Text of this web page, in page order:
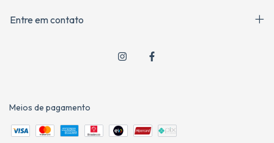
Entre em contato
Meios de pagamento